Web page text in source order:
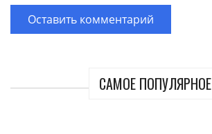
САМОЕ ПОПУЛЯРНОЕ